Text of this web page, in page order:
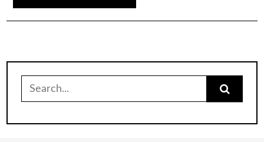
for: